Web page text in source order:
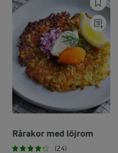
Rårakor med löjrom
(24)